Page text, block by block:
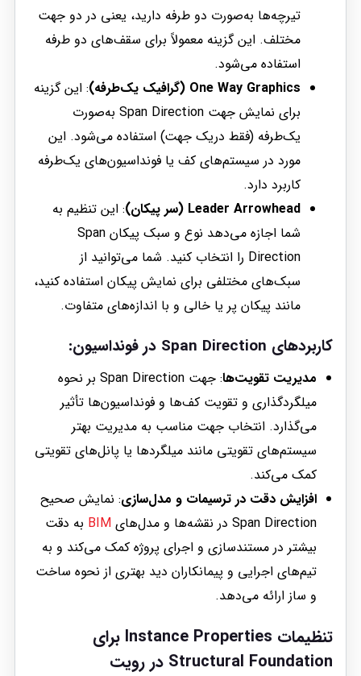
تیرچه‌ها به‌صورت دو طرفه دارید، یعنی در دو جهت
مختلف. این گزینه معمولاً برای سقف‌های دو طرفه
استفاده می‌شود.
One Way Graphics (گرافیک یک‌طرفه)
: این گزینه
برای نمایش جهت Span Direction به‌صورت
یک‌طرفه (فقط دریک جهت) استفاده می‌شود. این
مورد در سیستم‌های کف یا فونداسیون‌های یک‌طرفه
کاربرد دارد.
Leader Arrowhead (سر پیکان)
: این تنظیم به
شما اجازه می‌دهد نوع و سبک پیکان Span
Direction را انتخاب کنید. شما می‌توانید از
سبک‌های مختلفی برای نمایش پیکان استفاده کنید،
مانند پیکان پر یا خالی و با اندازه‌های متفاوت.
کاربردهای Span Direction در فونداسیون:
مدیریت تقویت‌ها
: جهت Span Direction بر نحوه
میلگردگذاری و تقویت کف‌ها و فونداسیون‌ها تأثیر
می‌گذارد. انتخاب جهت مناسب به مدیریت بهتر
سیستم‌های تقویتی مانند میلگردها یا پانل‌های تقویتی
کمک می‌کند.
افزایش دقت در ترسیمات و مدل‌سازی: نمایش صحیح
Span Direction در نقشه‌ها و مدل‌های
BIM به دقت
بیشتر در مستندسازی و اجرای پروژه کمک می‌کند و به
تیم‌های اجرایی و پیمانکاران دید بهتری از نحوه ساخت
و ساز ارائه می‌دهد.
تنظیمات Instance Properties برای
Structural Foundation در رویت